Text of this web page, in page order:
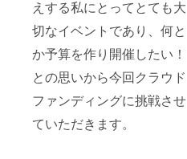
えする私にとってとても大
切なイベントであり、何と
か予算を作り開催したい！
との思いから今回クラウド
ファンディングに挑戦させ
ていただきます。